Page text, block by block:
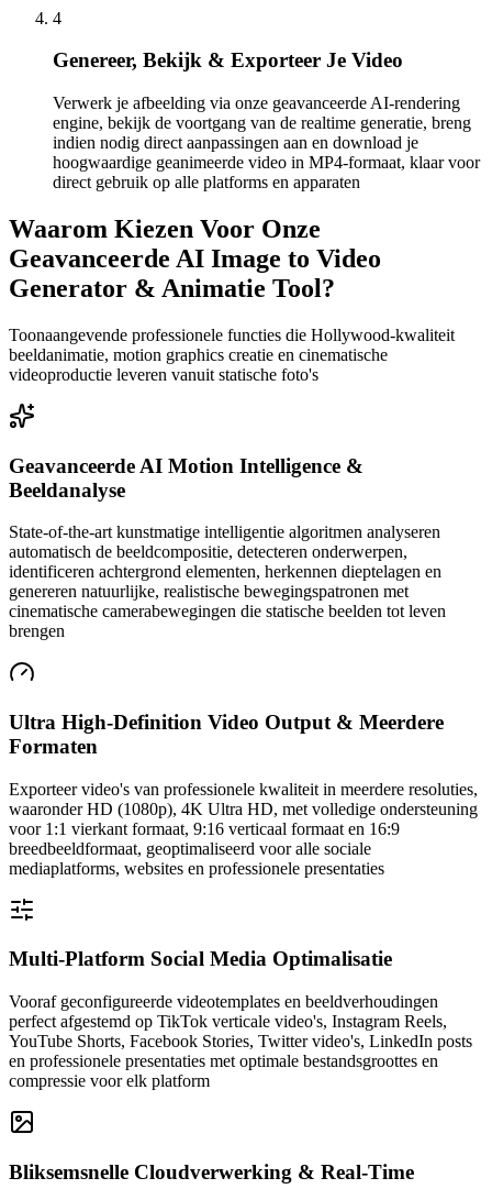
4
Genereer, Bekijk & Exporteer Je Video
Verwerk je afbeelding via onze geavanceerde AI-rendering
engine, bekijk de voortgang van de realtime generatie, breng
indien nodig direct aanpassingen aan en download je
hoogwaardige geanimeerde video in MP4-formaat, klaar voor
direct gebruik op alle platforms en apparaten
Waarom Kiezen Voor Onze
Geavanceerde AI Image to Video
Generator & Animatie Tool?
Toonaangevende professionele functies die Hollywood-kwaliteit
beeldanimatie, motion graphics creatie en cinematische
videoproductie leveren vanuit statische foto's
Geavanceerde AI Motion Intelligence &
Beeldanalyse
State-of-the-art kunstmatige intelligentie algoritmen analyseren
automatisch de beeldcompositie, detecteren onderwerpen,
identificeren achtergrond elementen, herkennen dieptelagen en
genereren natuurlijke, realistische bewegingspatronen met
cinematische camerabewegingen die statische beelden tot leven
brengen
Ultra High-Definition Video Output & Meerdere
Formaten
Exporteer video's van professionele kwaliteit in meerdere resoluties,
waaronder HD (1080p), 4K Ultra HD, met volledige ondersteuning
voor 1:1 vierkant formaat, 9:16 verticaal formaat en 16:9
breedbeeldformaat, geoptimaliseerd voor alle sociale
mediaplatforms, websites en professionele presentaties
Multi-Platform Social Media Optimalisatie
Vooraf geconfigureerde videotemplates en beeldverhoudingen
perfect afgestemd op TikTok verticale video's, Instagram Reels,
YouTube Shorts, Facebook Stories, Twitter video's, LinkedIn posts
en professionele presentaties met optimale bestandsgroottes en
compressie voor elk platform
Bliksemsnelle Cloudverwerking & Real-Time